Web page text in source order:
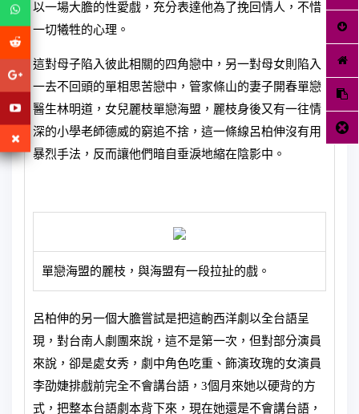
以一場大膽的性愛戲，充分表達他為了挽回情人，不惜
一切犧牲的心理。
這對母子陷入彼此相關的四角戀中，另一對母女則陷入
一去不回頭的單相思苦戀中，管家條山的妻子開春單戀
醫生林明道，女兒麗枝單戀海盟，麗枝身後又有一往情
深的小學老師德威的窮追不捨，這一條線呂柏伸沒有用
暴烈手法，反而讓他們暗自垂淚地縮在陰影中。
單戀海盟的麗枝，與海盟有一段拉扯的戲。
呂柏伸的另一個大膽嘗試是把這齣西洋劇以全台語呈
現，對台南人劇團來說，這不是第一次，但對部分演員
來說，卻是處女秀，劇中角色吃重、飾演玫瑰的女演員
李劭婕排戲前完全不會講台語，3個月來她以硬背的方
式，把整本台語劇本背下來，現在她還是不會講台語，